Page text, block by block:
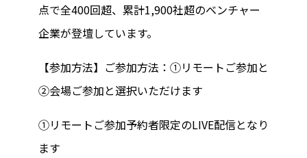
点で全400回超、累計1,900社超のベンチャー
企業が登壇しています。
【参加方法】ご参加方法：①リモートご参加と
②会場ご参加と選択いただけます
①リモートご参加予約者限定のLIVE配信となり
ます